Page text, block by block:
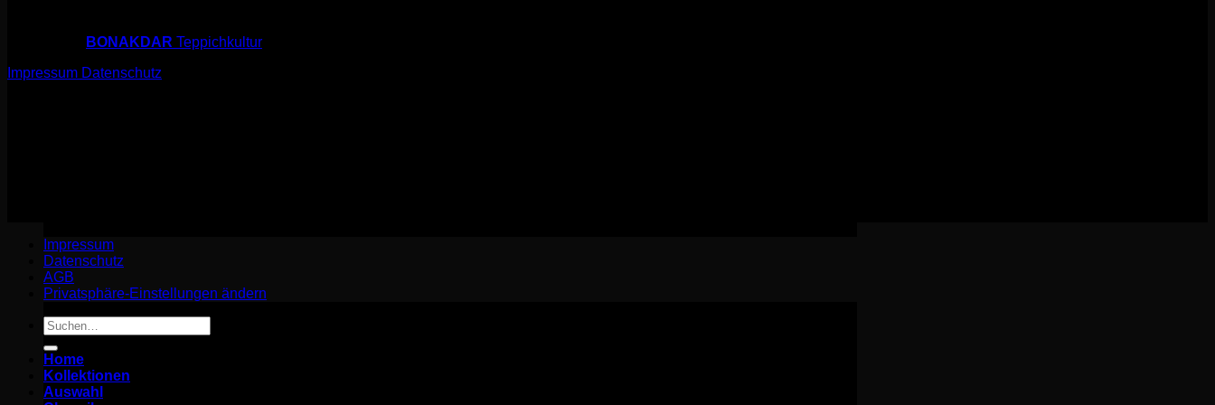
BONAKDAR Teppichkultur
Impressum Datenschutz
Impressum
Datenschutz
AGB
Privatsphäre-Einstellungen ändern
Suchen
nach:
Home
Kollektionen
Auswahl